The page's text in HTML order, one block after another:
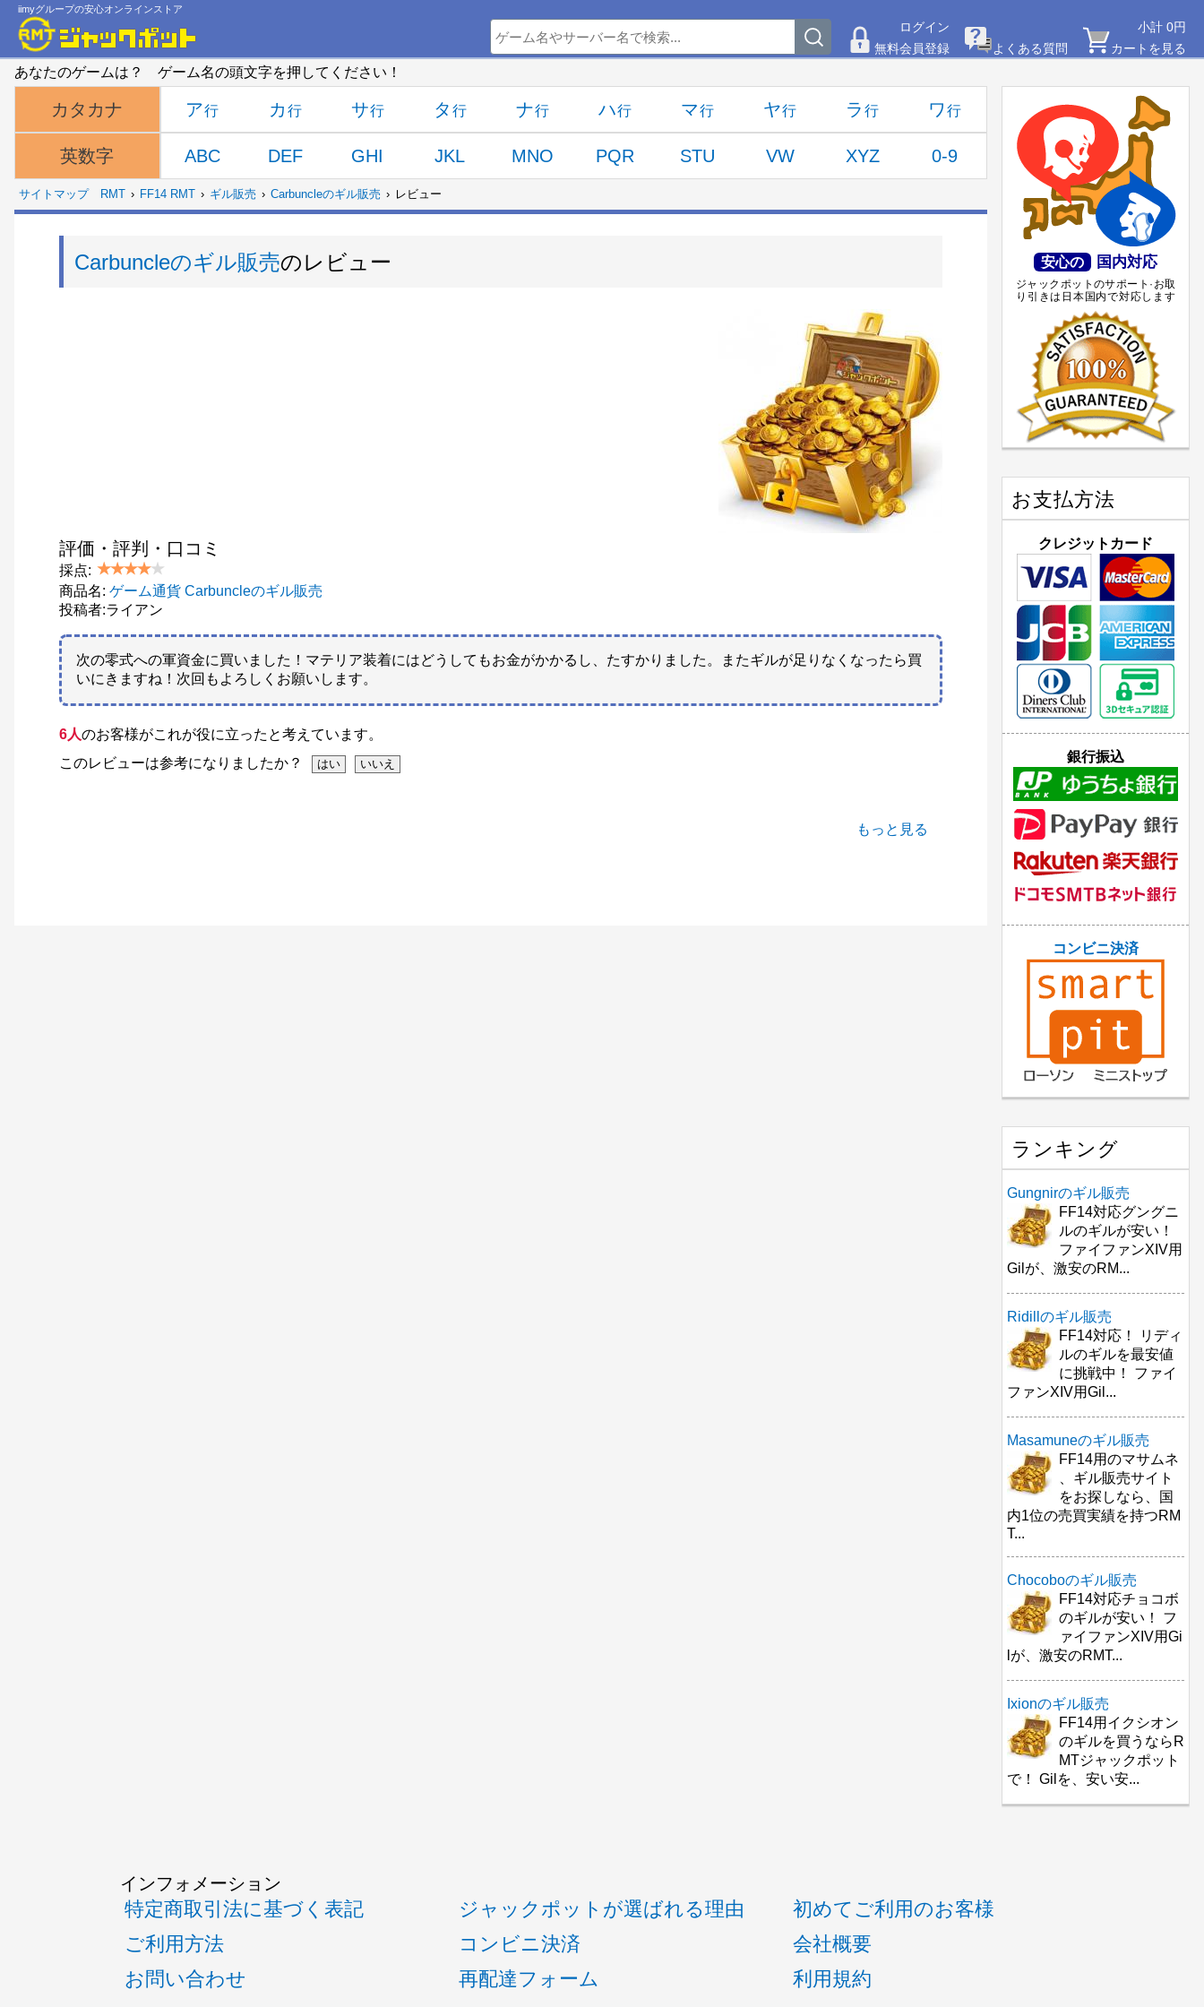
iimyグループの安心オンラインストア
ログイン
無料会員登録
よくある質問
小計 0円
カートを見る
あなたのゲームは？ ゲーム名の頭文字を押してください！
カタカナ
英数字
ア カ サ タ ナ ハ マ ヤ ラ ワ
ABC DEF GHI JKL MNO PQR STU VW XYZ 0-9
サイトマップ RMT FF14 RMT ギル販売 Carbuncleのギル販売 レビュー
Carbuncleのギル販売のレビュー
評価・評判・口コミ
採点:
商品名: ゲーム通貨 Carbuncleのギル販売
投稿者:ライアン
次の零式への軍資金に買いました！マテリア装着にはどうしてもお金がかかるし、たすかりました。またギルが足りなくなったら買
いにきますね！次回もよろしくお願いします。
6人のお客様がこれが役に立ったと考えています。
このレビューは参考になりましたか？
もっと見る
安心の 国内対応
ジャックポットのサポート·お取
り引きは日本国内で対応します
お支払方法
クレジットカード
銀行振込
コンビニ決済
ランキング
Gungnirのギル販売
FF14対応グングニ
ルのギルが安い！
ファイファンXIV用
Gilが、激安のRM...
Ridillのギル販売
FF14対応！ リディ
ルのギルを最安値
に挑戦中！ ファイ
ファンXIV用Gil...
Masamuneのギル販売
FF14用のマサムネ
、ギル販売サイト
をお探しなら、国
内1位の売買実績を持つRM
T...
Chocoboのギル販売
FF14対応チョコボ
のギルが安い！ フ
ァイファンXIV用Gi
lが、激安のRMT...
Ixionのギル販売
FF14用イクシオン
のギルを買うならR
MTジャックポット
で！ Gilを、安い安...
インフォメーション
特定商取引法に基づく表記 ジャックポットが選ばれる理由
初めてご利用のお客様
ご利用方法
コンビニ決済
会社概要
お問い合わせ
再配達フォーム 利用規約